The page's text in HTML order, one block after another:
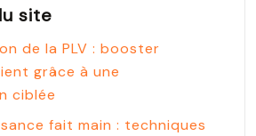
site
de la PLV : booster
grâce à une
ciblée
fait main : techniques